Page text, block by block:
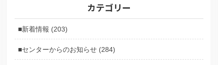
カテゴリー
■新着情報 (203)
■センターからのお知らせ (284)